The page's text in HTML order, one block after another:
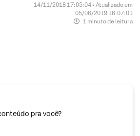
14/11/2018 17:05:04 • Atualizado em
05/06/2019 16:07:01
1 minuto de leitura
pra você?